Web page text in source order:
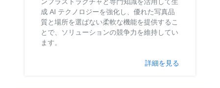
成 AI テクノロジーを強化し、優れた写真品
質と場所を選ばない柔軟な機能を提供するこ
とで、ソリューションの競争力を維持してい
ます。
詳細を見る